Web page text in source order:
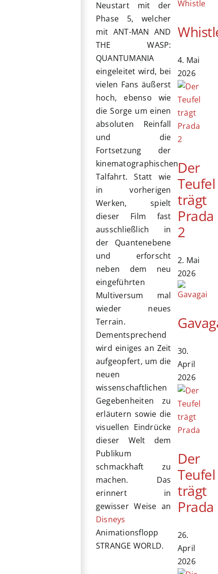
Neustart mit der
Phase 5, welcher
mit ANT-MAN AND
THE WASP:
QUANTUMANIA
eingeleitet wird, bei
vielen Fans äußerst
hoch, ebenso wie
die Sorge um einen
absoluten Reinfall
und die
Fortsetzung der
kinematographischen
Talfahrt. Statt wie
in vorherigen
Werken, spielt
dieser Film fast
ausschließlich in
der Quantenebene
und erforscht
neben dem neu
eingeführten
Multiversum mal
wieder neues
Terrain.
Dementsprechend
wird einiges an Zeit
aufgeopfert, um die
neuen
wissenschaftlichen
Gegebenheiten zu
erläutern sowie die
visuellen Eindrücke
dieser Welt dem
Publikum
schmackhaft zu
machen. Das
erinnert in
gewisser Weise an
Disneys
Animationsflopp
STRANGE WORLD.
4. Mai
2026
Der
Teufel
trägt
Prada
2
2. Mai
2026
30.
April
2026
Der
Teufel
trägt
Prada
26.
April
2026